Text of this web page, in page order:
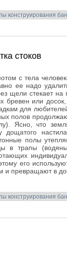
конструирования
стоков
с тела
ее надо
щели стекает
бревен или
для
полов
Ясно, что
дощатого
полы
в трапы
его
превращают в
конструирования